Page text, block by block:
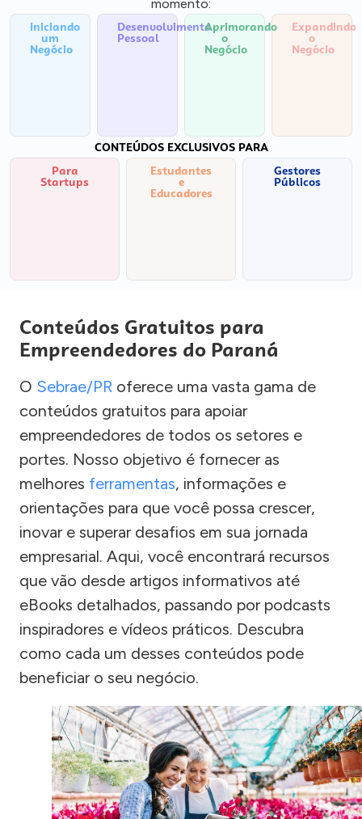
momento:
Iniciando
um
Negócio
Desenvolvimento
Pessoal
Aprimorando
o
Negócio
Expandindo
o
Negócio
CONTEÚDOS EXCLUSIVOS PARA
Para
Startups
Estudantes
e
Educadores
Gestores
Públicos
Conteúdos Gratuitos para
Empreendedores do Paraná
O Sebrae/PR oferece uma vasta gama de
conteúdos gratuitos para apoiar
empreendedores de todos os setores e
portes. Nosso objetivo é fornecer as
melhores ferramentas, informações e
orientações para que você possa crescer,
inovar e superar desafios em sua jornada
empresarial. Aqui, você encontrará recursos
que vão desde artigos informativos até
eBooks detalhados, passando por podcasts
inspiradores e vídeos práticos. Descubra
como cada um desses conteúdos pode
beneficiar o seu negócio.